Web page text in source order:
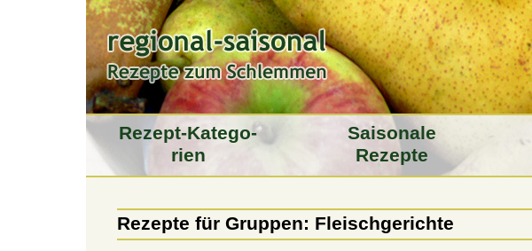
Rezept-Katego­
rien
Saiso­nale
Rezepte
Rezepte für Gruppen: Fleischgerichte